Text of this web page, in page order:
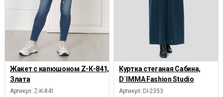
Жакет с капюшоном Z-К-841,
Злата
Артикул: Z-К-841
Куртка стеганая Сабина,
D`IMMA Fashion Studio
Артикул: DI-2353